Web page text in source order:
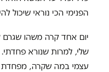
הפנימי הכי נוראי שיכול
יום אחד קרה משהו
שלי, למרות שנורא
עצמי במה שקרה, מפחדת